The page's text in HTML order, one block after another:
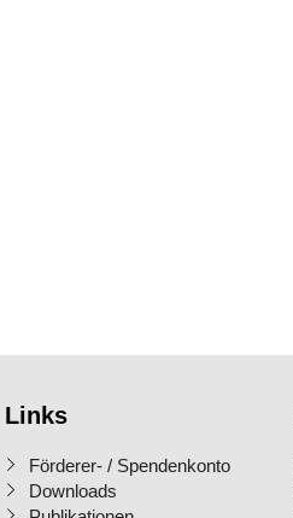
Links
Förderer- / Spendenkonto
Downloads